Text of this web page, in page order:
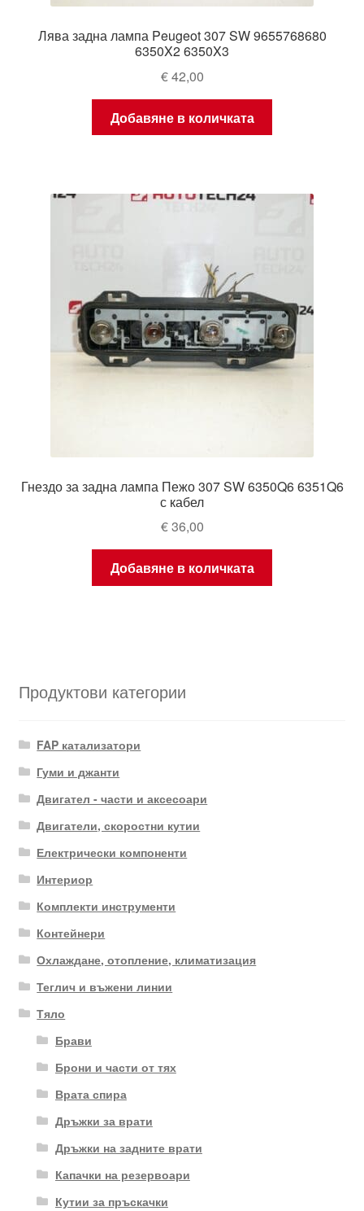
Лява задна лампа Peugeot 307 SW 9655768680
6350X2 6350X3
€42,00
Добавяне в количката
Гнездо за задна лампа Пежо 307 SW 6350Q6 6351Q6
с кабел
€36,00
Добавяне в количката
Продуктови категории
FAP катализатори
Гуми и джанти
Двигател - части и аксесоари
Двигатели, скоростни кутии
Електрически компоненти
Интериор
Комплекти инструменти
Контейнери
Охлаждане, отопление, климатизация
Теглич и въжени линии
Тяло
Брави
Брони и части от тях
Врата спира
Дръжки за врати
Дръжки на задните врати
Капачки на резервоари
Кутии за пръскачки